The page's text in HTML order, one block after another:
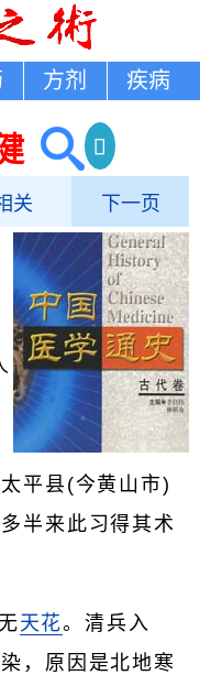
方剂 疾病
关 下一页
平县(今黄山市)
半来此习得其术
天花。清兵入
，原因是北地寒